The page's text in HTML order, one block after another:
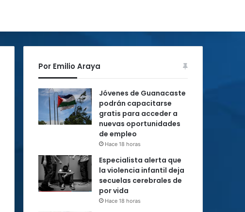
Por Emilio Araya
Jóvenes de Guanacaste
podrán capacitarse
gratis para acceder a
nuevas oportunidades
de empleo
Hace 18 horas
Especialista alerta que
la violencia infantil deja
secuelas cerebrales de
por vida
Hace 18 horas